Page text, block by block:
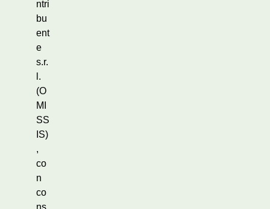
ntri
bu
ent
e
s.r.
l.
(O
MI
SS
IS)
,
co
n
co
ns